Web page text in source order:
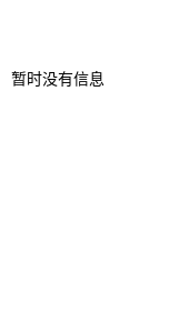
暂时没有信息